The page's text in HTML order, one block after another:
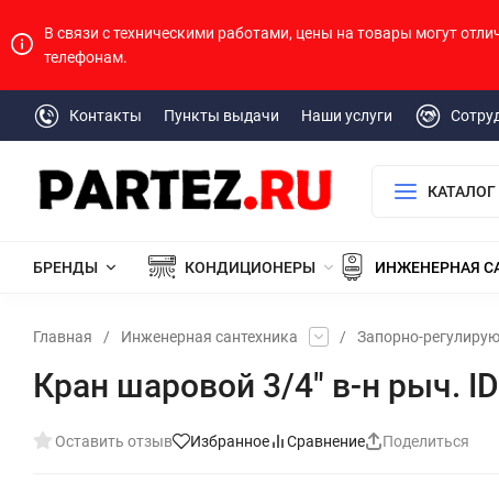
В связи с техническими работами, цены на товары могут
телефонам.
Контакты Пункты выдачи Наши услуги
БРЕНДЫ КОНДИЦИОНЕРЫ ИНЖЕНЕРНАЯ
Главная / Инженерная сантехника / Запорно-
Кран шаровой 3/4" в-н рыч.
Оставить отзыв Избранное Сравнение Поделиться